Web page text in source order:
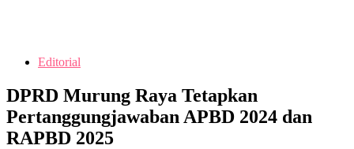
Editorial
DPRD Murung Raya Tetapkan
Pertanggungjawaban APBD 2024 dan
RAPBD 2025